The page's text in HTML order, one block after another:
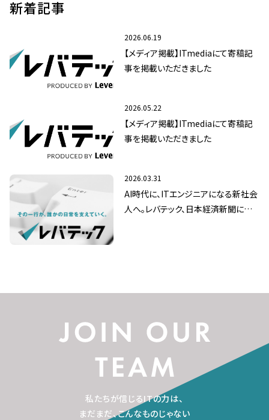
新着記事
2026.06.19
【メディア掲載】ITmediaにて寄稿記
事を掲載いただきました
2026.05.22
【メディア掲載】ITmediaにて寄稿記
事を掲載いただきました
2026.03.31
AI時代に、ITエンジニアになる新社会
人へ。レバテック、日本経済新聞にてメ
私たちが信じるITの力は、
まだまだ、こんなものじゃない